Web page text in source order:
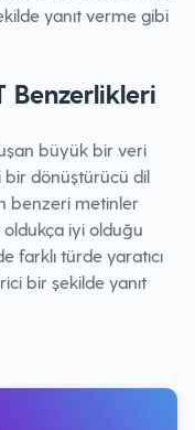
yanıt verme gibi
Benzerlikleri
büyük bir veri
bir dönüştürücü dil
benzeri metinler
iyi olduğu
farklı türde yaratıcı
bir şekilde yanıt